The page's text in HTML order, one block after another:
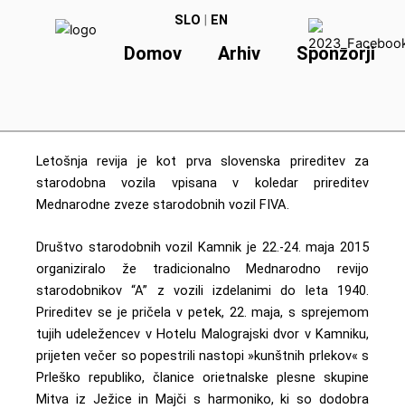
SLO | EN
Domov Arhiv Sponzorji
Letošnja revija je kot prva slovenska prireditev za
starodobna vozila vpisana v koledar prireditev
Mednarodne zveze starodobnih vozil FIVA.
Društvo starodobnih vozil Kamnik je 22.-24. maja 2015
organiziralo že tradicionalno Mednarodno revijo
starodobnikov “A” z vozili izdelanimi do leta 1940.
Prireditev se je pričela v petek, 22. maja, s sprejemom
tujih udeležencev v Hotelu Malograjski dvor v Kamniku,
prijeten večer so popestrili nastopi »kunštnih prlekov« s
Prleško republiko, članice orietnalske plesne skupine
Mitva iz Ježice in Majči s harmoniko, ki so dodobra